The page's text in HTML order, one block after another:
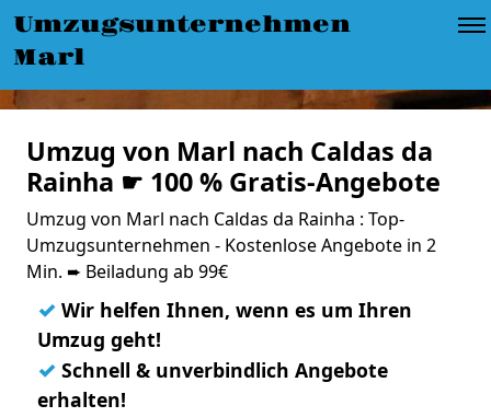
Umzugsunternehmen
Marl
Umzug von Marl nach Caldas da
Rainha ☛ 100 % Gratis-Angebote
Umzug von Marl nach Caldas da Rainha : Top-
Umzugsunternehmen - Kostenlose Angebote in 2
Min. ➨ Beiladung ab 99€
✓ Wir helfen Ihnen, wenn es um Ihren
Umzug geht!
✓ Schnell & unverbindlich Angebote
erhalten!